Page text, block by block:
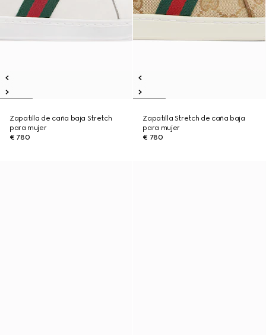
Zapatilla de caña baja Stretch
para mujer
€ 780
Zapatilla Stretch de caña baja
para mujer
€ 780